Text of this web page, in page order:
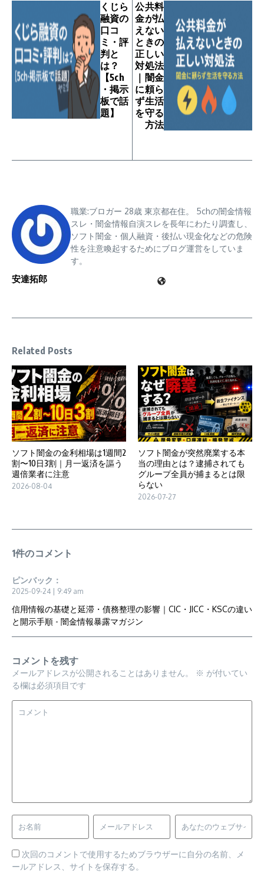
くじら
融資の
口コ
ミ・評
判と
は？
【5ch
・掲示
板で話
題】
公共料
金が払
えない
ときの
正しい
対処法
｜闇金
に頼ら
ず生活
を守る
方法
安達拓郎
職業:ブロガー 28歳 東京都在住。 5chの闇金情報
スレ・闇金情報自演スレを長年にわたり調査し、
ソフト闇金・個人融資・後払い現金化などの危険
性を注意喚起するためにブログ運営をしていま
す。
Related Posts
ソフト闇金の金利相場は1週間2
割〜10日3割｜月一返済を謳う
週倍業者に注意
2026-08-04
ソフト闇金が突然廃業する本
当の理由とは？逮捕されても
グループ全員が捕まるとは限
らない
2026-07-27
1件のコメント
ピンバック：
2025-09-24 | 9:49 am
信用情報の基礎と延滞・債務整理の影響｜CIC・JICC・KSCの違い
と開示手順 - 闇金情報暴露マガジン
コメントを残す
メールアドレスが公開されることはありません。 ※ が付いてい
る欄は必須項目です
次回のコメントで使用するためブラウザーに自分の名前、メ
ールアドレス、サイトを保存する。